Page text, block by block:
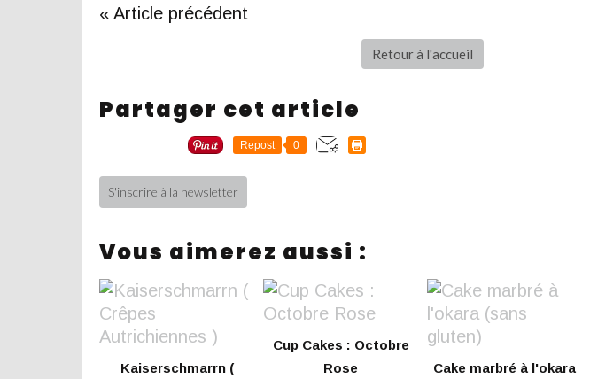
« Article précédent
Retour à l'accueil
Partager cet article
Repost 0
S'inscrire à la newsletter
Vous aimerez aussi :
Kaiserschmarrn (
Cup Cakes : Octobre
Rose
Cake marbré à l'okara